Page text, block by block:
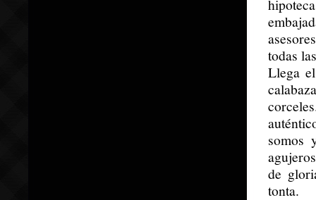
todas
Llega
somos
de
tonta.